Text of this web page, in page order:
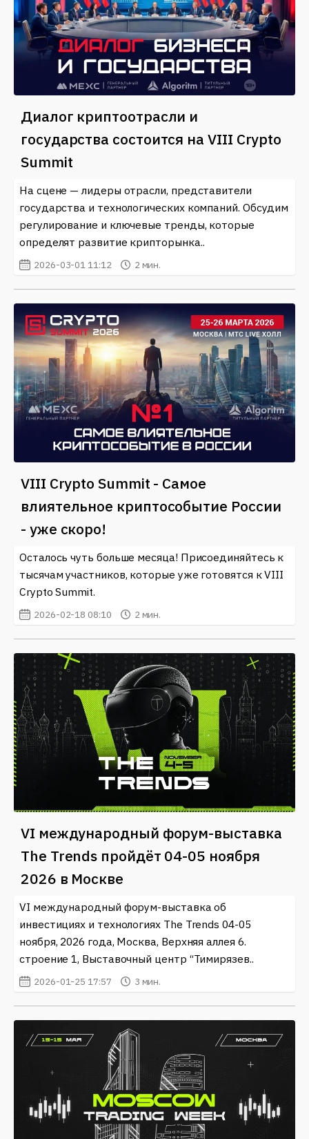
Диалог криптоотрасли и
государства состоится на VIII Crypto
Summit
На сцене — лидеры отрасли, представители
государства и технологических компаний. Обсудим
регулирование и ключевые тренды, которые
определят развитие крипторынка..
2026-03-01 11:12 2 мин.
VIII Crypto Summit - Самое
влиятельное криптособытие России
- уже скоро!
Осталось чуть больше месяца! Присоединяйтесь к
тысячам участников, которые уже готовятся к VIII
Crypto Summit.
2026-02-18 08:10 2 мин.
VI международный форум-выставка
The Trends пройдёт 04-05 ноября
2026 в Москве
VI международный форум-выставка об
инвестициях и технологиях The Trends 04-05
ноября, 2026 года, Москва, Верхняя аллея 6.
строение 1, Выставочный центр “Тимирязев..
2026-01-25 17:57 3 мин.